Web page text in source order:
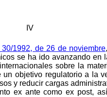
IV
30/1992, de 26 de noviembre
se ha ido avanzando en
sobre la
objetivo regulatorio a la
y reducir cargas
ex ante como ex post,